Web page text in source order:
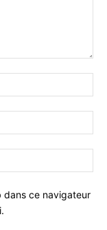
dans ce navigateur